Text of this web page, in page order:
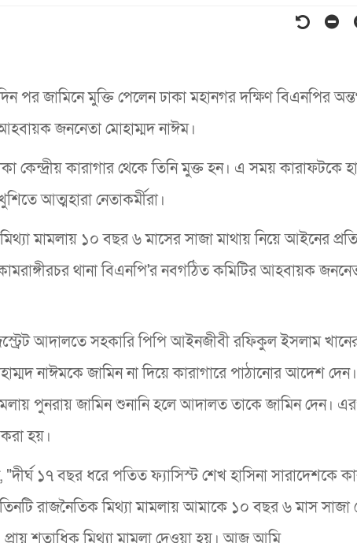
পর জামিনে মুক্তি পেলেন ঢাকা মহানগর দক্ষিণ বিএনপির
জননেতা মোহাম্মদ নাঈম।
কেন্দ্রীয় কারাগার থেকে তিনি মুক্ত হন। এ সময় কারাফটকে
আত্মহারা নেতাকর্মীরা।
মামলায় ১০ বছর ৬ মাসের সাজা মাথায় নিয়ে আইনের প্রতি
থানা বিএনপি'র নবগঠিত কমিটির আহবায়ক
আদালতে সহকারি পিপি আইনজীবী রফিকুল ইসলাম
নাঈমকে জামিন না দিয়ে কারাগারে পাঠানোর আদেশ দেন।
পুনরায় জামিন শুনানি হলে আদালত তাকে জামিন দেন।
হয়।
১৭ বছর ধরে পতিত ফ্যাসিস্ট শেখ হাসিনা সারাদেশকে
রাজনৈতিক মিথ্যা মামলায় আমাকে ১০ বছর ৬ মাস সাজা